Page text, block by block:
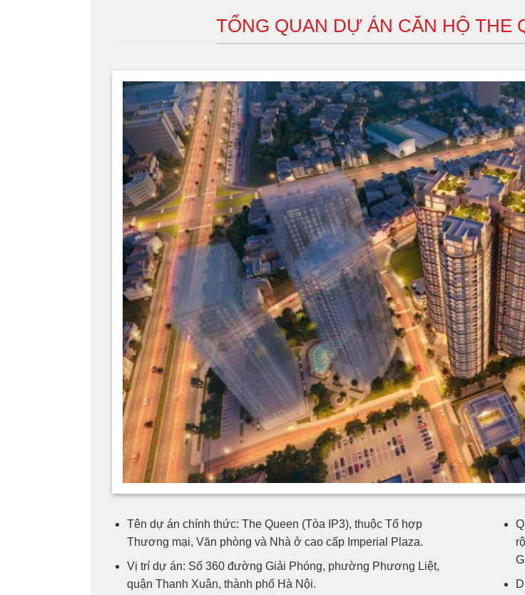
TỔNG QUAN DỰ ÁN CĂN HỘ THE
Tên dự án chính thức: The Queen (Tòa IP3), thuộc Tổ hợp
Thương mại, Văn phòng và Nhà ở cao cấp Imperial Plaza.
Vị trí dự án: Số 360 đường Giải Phóng, phường Phương Liệt,
quận Thanh Xuân, thành phố Hà Nội.